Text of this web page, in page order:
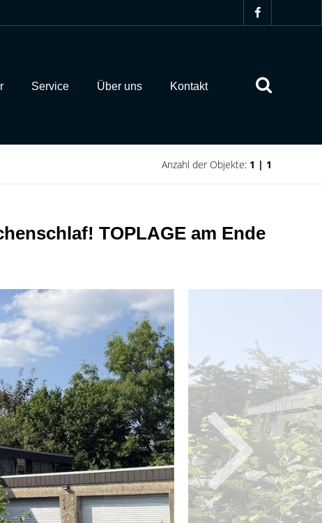
Service Über uns Kontakt
Anzahl der Objekte: 1 | 1
TOPLAGE am Ende